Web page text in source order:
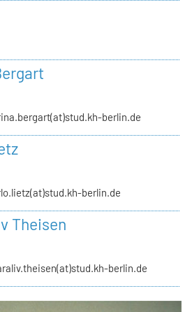
berlin.de
berlin.de
Theisen
berlin.de